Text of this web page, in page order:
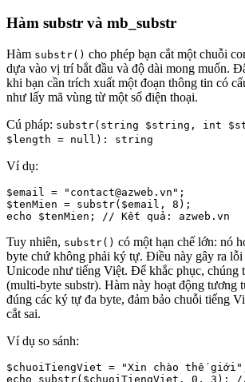
Hàm substr và mb_substr
Hàm substr() cho phép bạn cắt một chuỗi
dựa vào vị trí bắt đầu và độ dài mong muốn.
khi bạn cần trích xuất một đoạn thông tin có
như lấy mã vùng từ một số điện thoại.
Cú pháp: substr(string $string, int
$length = null): string
Ví dụ:
$email = "contact@azweb.vn";
$tenMien = substr($email, 8);
Tuy nhiên, substr() có một hạn chế lớn: nó
byte chứ không phải ký tự. Điều này gây ra
Unicode như tiếng Việt. Để khắc phục, chúng
(multi-byte substr). Hàm này hoạt động tương
đúng các ký tự đa byte, đảm bảo chuỗi tiếng
cắt sai.
Ví dụ so sánh:
$chuoiTiengViet = "Xin chào thế
echo substr($chuoiTiengViet, 0,